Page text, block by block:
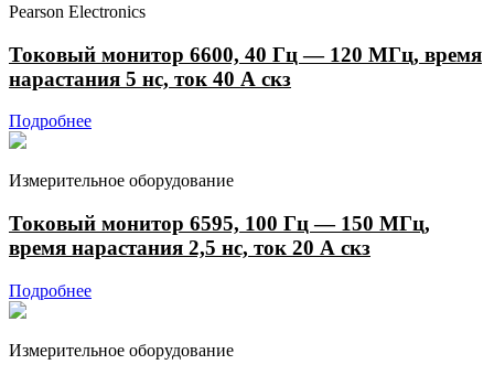
Pearson Electronics
Токовый монитор 6600, 40 Гц — 120 МГц, время
нарастания 5 нс, ток 40 А скз
Подробнее
Измерительное оборудование
Токовый монитор 6595, 100 Гц — 150 МГц,
время нарастания 2,5 нс, ток 20 А скз
Подробнее
Измерительное оборудование